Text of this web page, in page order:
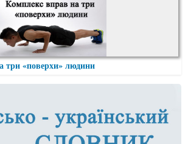
три «поверхи» людини